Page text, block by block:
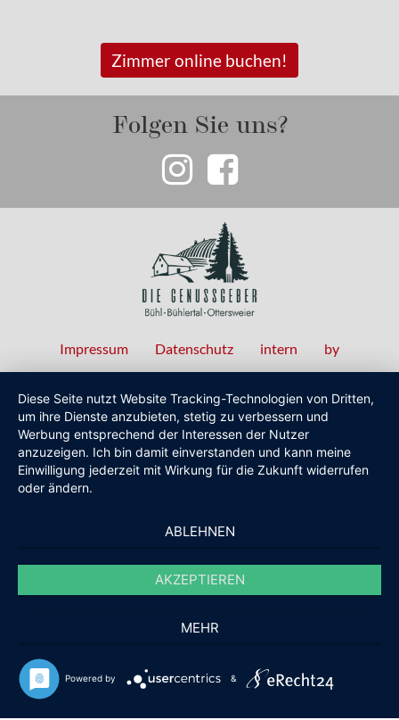
Zimmer online buchen!
Folgen Sie uns?
Fußzeilenmenü
Impressum Datenschutz intern by
Diese Seite nutzt Website Tracking-Technologien von Dritten,
um ihre Dienste anzubieten, stetig zu verbessern und
Werbung entsprechend der Interessen der Nutzer
anzuzeigen. Ich bin damit einverstanden und kann meine
Einwilligung jederzeit mit Wirkung für die Zukunft widerrufen
oder ändern.
ABLEHNEN
AKZEPTIEREN
MEHR
Powered by &